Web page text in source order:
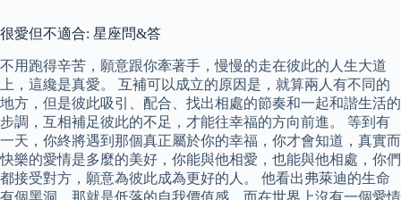
很愛但不適合: 星座問&答
不用跑得辛苦，願意跟你牽著手，慢慢的走在彼此的人生大道
上，這纔是真愛。 互補可以成立的原因是，就算兩人有不同的
地方，但是彼此吸引、配合、找出相處的節奏和一起和諧生活的
步調，互相補足彼此的不足，才能往幸福的方向前進。 等到有
一天，你終將遇到那個真正屬於你的幸福，你才會知道，真實而
快樂的愛情是多麼的美好，你能與他相愛，也能與他相處，你們
都接受對方，願意為彼此成為更好的人。 他看出弗萊迪的生命
有個黑洞，那就是低落的自我價值感，而在世界上沒有一個愛情